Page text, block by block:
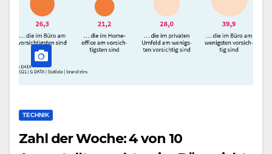
TECHNIK
Zahl der Woche: 4 von 10